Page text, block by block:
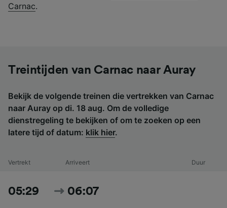
Carnac.
Treintijden van Carnac naar Auray
Bekijk de volgende treinen die vertrekken van Carnac
naar Auray op di. 18 aug. Om de volledige
dienstregeling te bekijken of om te zoeken op een
latere tijd of datum: klik hier.
Vertrekt Arriveert Duur
05:29 06:07